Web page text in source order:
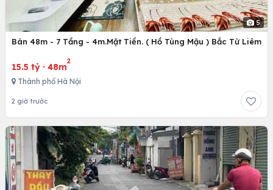
5
Bán 48m - 7 Tầng - 4m.Mặt Tiền. ( Hồ Tùng Mậu ) Bắc Từ Liêm
15.5 tỷ · 48m
2
Thành phố Hà Nội
2 giờ trước